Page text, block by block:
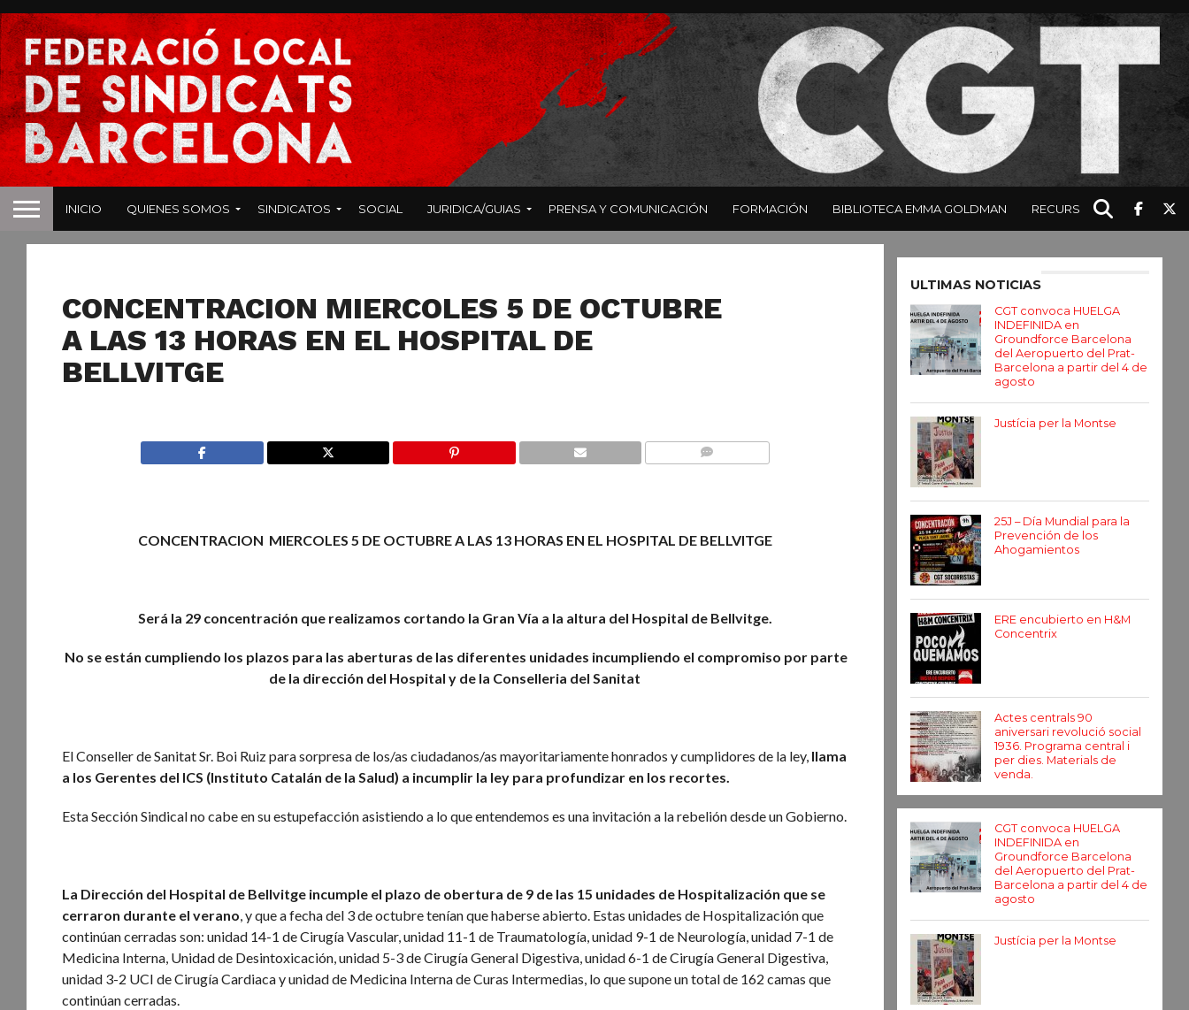
INICIO QUIENES SOMOS SINDICATOS SOCIAL JURIDICA/GUIAS PRENSA Y COMUNICACIÓN FORMACIÓN BIBLIOTECA EMMA GOLDMAN RECURSOS
CONCENTRACION MIERCOLES 5 DE OCTUBRE
A LAS 13 HORAS EN EL HOSPITAL DE
BELLVITGE
CONCENTRACION MIERCOLES 5 DE OCTUBRE A LAS 13 HORAS EN EL HOSPITAL DE BELLVITGE
Será la 29 concentración que realizamos cortando la Gran Vía a la altura del Hospital de Bellvitge.
No se están cumpliendo los plazos para las aberturas de las diferentes unidades incumpliendo el compromiso por parte
de la dirección del Hospital y de la Conselleria del Sanitat
El Conseller de Sanitat Sr. Boi Ruiz para sorpresa de los/as ciudadanos/as mayoritariamente honrados y cumplidores de la ley, llama
a los Gerentes del ICS (Instituto Catalán de la Salud) a incumplir la ley para profundizar en los recortes.
Esta Sección Sindical no cabe en su estupefacción asistiendo a lo que entendemos es una invitación a la rebelión desde un Gobierno.
La Dirección del Hospital de Bellvitge incumple el plazo de obertura de 9 de las 15 unidades de Hospitalización que se
cerraron durante el verano, y que a fecha del 3 de octubre tenían que haberse abierto. Estas unidades de Hospitalización que
continúan cerradas son: unidad 14-1 de Cirugía Vascular, unidad 11-1 de Traumatología, unidad 9-1 de Neurología, unidad 7-1 de
Medicina Interna, Unidad de Desintoxicación, unidad 5-3 de Cirugía General Digestiva, unidad 6-1 de Cirugía General Digestiva,
unidad 3-2 UCI de Cirugía Cardiaca y unidad de Medicina Interna de Curas Intermedias, lo que supone un total de 162 camas que
continúan cerradas.
ULTIMAS NOTICIAS
CGT convoca HUELGA
INDEFINIDA en
Groundforce Barcelona
del Aeropuerto del Prat-
Barcelona a partir del 4 de
agosto
Justícia per la Montse
25J – Día Mundial para la
Prevención de los
Ahogamientos
ERE encubierto en H&M
Concentrix
Actes centrals 90
aniversari revolució social
1936. Programa central i
per dies. Materials de
venda.
CGT convoca HUELGA
INDEFINIDA en
Groundforce Barcelona
del Aeropuerto del Prat-
Barcelona a partir del 4 de
agosto
Justícia per la Montse